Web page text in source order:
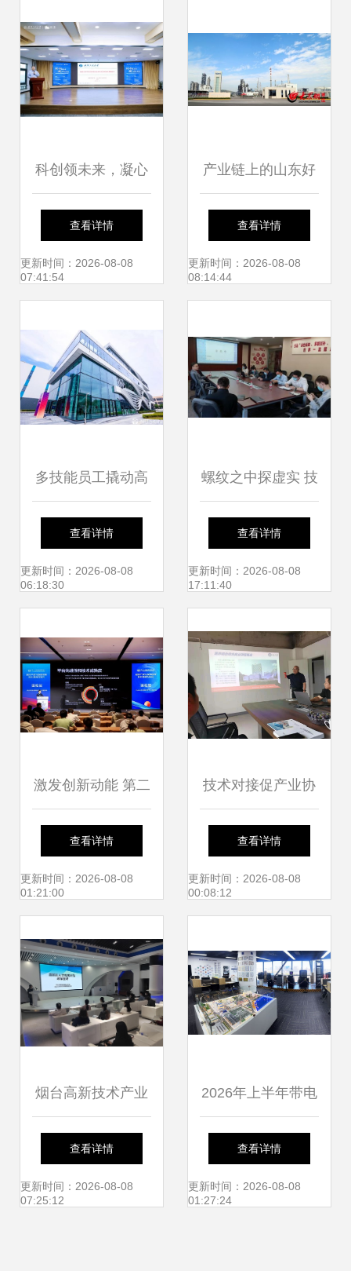
成趋势
科创领未来，凝心
促发展 洪山区科技
成果转化对接活动
场成功举行
查看详情
更新时间：2026-08-08
07:41:54
产业链上的山东好
品牌联泓新材料 从
绿地崛起，迈向高
查看详情
更新时间：2026-08-08
08:14:44
多技能员工撬动高
产智能制造 如新工
厂如何以人为本、
发与咨询协同赋能
查看详情
更新时间：2026-08-08
06:18:30
螺纹之中探虚实 技
术交流会助力螺栓
轴向应力监测协同
查看详情
更新时间：2026-08-08
17:11:40
激发创新动能 第二
十七届全国发明展
览会暨“一带一
发展大赛在石家庄
开幕
查看详情
更新时间：2026-08-08
01:21:00
技术对接促产业协
同的深度观察
查看详情
更新时间：2026-08-08
00:08:12
烟台高新技术产业
开发区
查看详情
更新时间：2026-08-08
07:25:12
2026年上半年带电
清洗厂家口碑推荐
榜 技术创新与服务
查看详情
更新时间：2026-08-08
01:27:24